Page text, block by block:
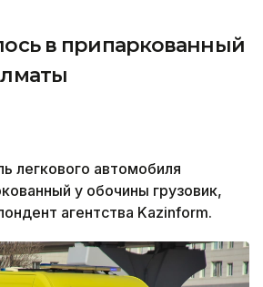
в припаркованный
легкового автомобиля
у обочины грузовик,
агентства Kazinform.